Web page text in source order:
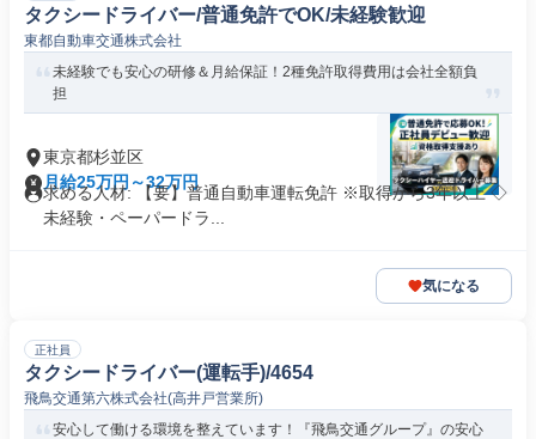
タクシードライバー/普通免許でOK/未経験歓迎
東都自動車交通株式会社
未経験でも安心の研修＆月給保証！2種免許取得費用は会社全額負
担
東京都杉並区
月給25万円～32万円
求める人材: 【要】普通自動車運転免許 ※取得から3年以上 ◇
未経験・ペーパードラ...
気になる
正社員
タクシードライバー(運転手)/4654
飛鳥交通第六株式会社(高井戸営業所)
安心して働ける環境を整えています！『飛鳥交通グループ』の安心